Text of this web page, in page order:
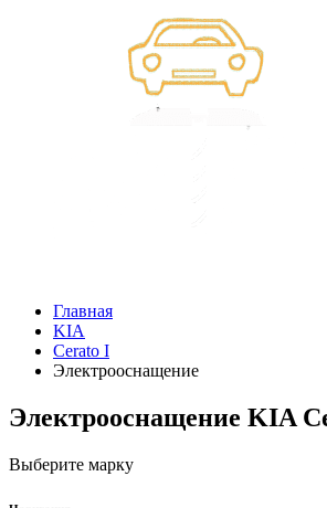
Главная
KIA
Cerato I
Электрооснащение
Электрооснащение KIA
Выберите марку